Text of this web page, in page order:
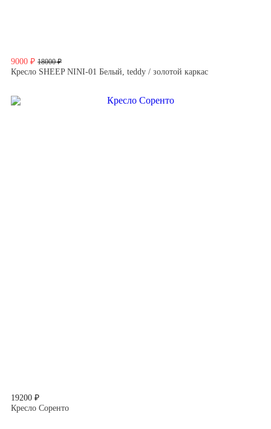
9000 ₽ 18000 ₽
Кресло SHEEP NINI-01 Белый, teddy / золотой каркас
19200 ₽
Кресло Соренто